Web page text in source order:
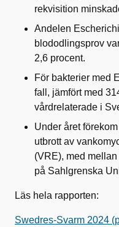
rekvisition
Andelen
blododlingsprov
2,6 procent.
För bakterier med
fall, jämfört med
vårdrelaterade i
Under året
utbrott av
(VRE), med
på Sahlgrenska
Läs hela rapporten:
Swedres-Svarm 2024